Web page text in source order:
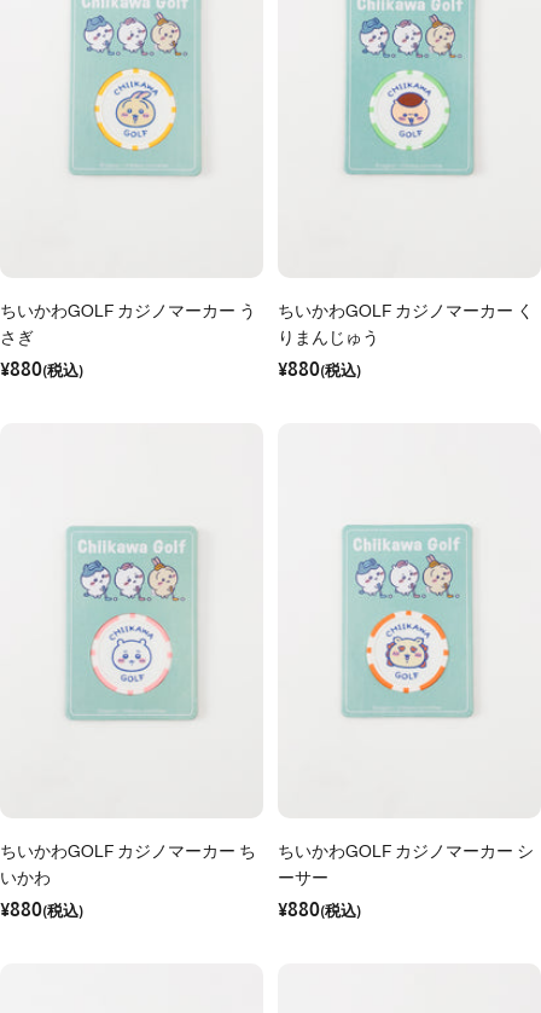
ちいかわGOLF カジノマーカー う
さぎ
セ
ー
ル
価
格
¥880(税込)
ちいかわGOLF カジノマーカー く
りまんじゅう
セ
ー
ル
価
格
¥880(税込)
ちいかわGOLF カジノマーカー ち
いかわ
セ
ー
ル
価
格
¥880(税込)
ちいかわGOLF カジノマーカー シ
ーサー
セ
ー
ル
価
格
¥880(税込)